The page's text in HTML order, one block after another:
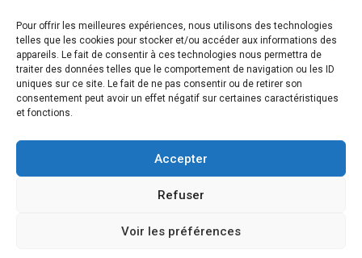
Pour offrir les meilleures expériences, nous utilisons des technologies
telles que les cookies pour stocker et/ou accéder aux informations des
appareils. Le fait de consentir à ces technologies nous permettra de
traiter des données telles que le comportement de navigation ou les ID
uniques sur ce site. Le fait de ne pas consentir ou de retirer son
consentement peut avoir un effet négatif sur certaines caractéristiques
et fonctions.
Accepter
Refuser
Voir les préférences
LIENS UTILES
Mentions légales
Politique de confidentialité
Politique de cookies (EU)